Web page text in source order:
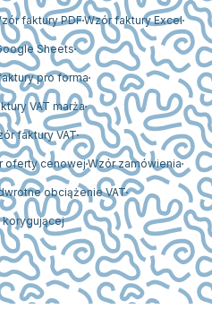
faktury PDFWzór faktury Excel
Sheets
pro forma
VAT marża
faktury VAT
oferty cenowejWzór zamówienia
obciążenie VAT
korygującej